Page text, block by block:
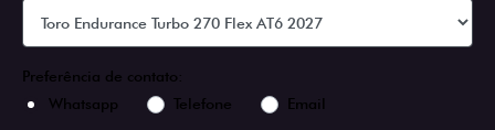
Preferência de contato:
Whatsapp
Telefone Email